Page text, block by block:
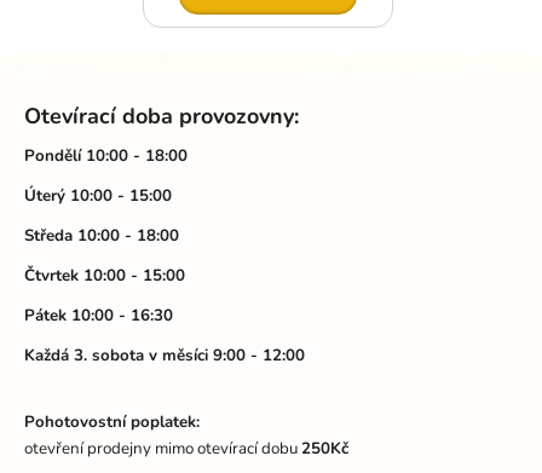
Otevírací doba provozovny:
Pondělí 10:00 - 18:00
Úterý 10:00 - 15:00
Středa 10:00 - 18:00
Čtvrtek 10:00 - 15:00
Pátek 10:00 - 16:30
Každá 3. sobota v měsíci 9:00 - 12:00
Pohotovostní poplatek:
otevření prodejny mimo otevírací dobu250Kč